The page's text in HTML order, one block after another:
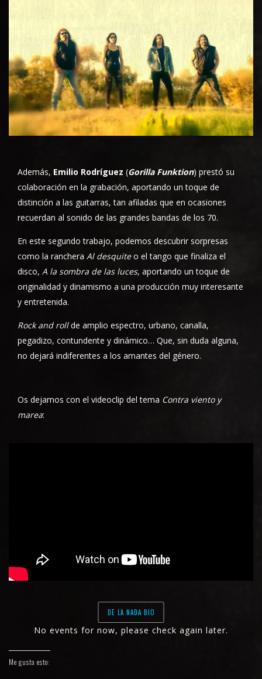
Además, Emilio Rodríguez (Gorilla Funktion) prestó su
colaboración en la grabación, aportando un toque de
distinción a las guitarras, tan afiladas que en ocasiones
recuerdan al sonido de las grandes bandas de los 70.
En este segundo trabajo, podemos descubrir sorpresas
como la ranchera Al desquiteo el tango que finaliza el
disco, A la sombra de las luces, aportando un toque de
originalidad y dinamismo a una producción muy interesante
y entretenida.
Rock and rollde amplio espectro, urbano, canalla,
pegadizo, contundente y dinámico… Que, sin duda alguna,
no dejará indiferentes a los amantes del género.
Os dejamos con el videoclip del tema Contra viento y
marea:
DE LA NADA BIO
No events for now, please check again later.
Me gusta esto: